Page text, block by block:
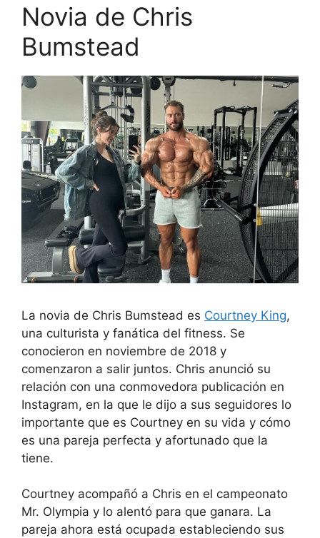
Novia de Chris
Bumstead
La novia de Chris Bumstead es Courtney King,
una culturista y fanática del fitness. Se
conocieron en noviembre de 2018 y
comenzaron a salir juntos. Chris anunció su
relación con una conmovedora publicación en
Instagram, en la que le dijo a sus seguidores lo
importante que es Courtney en su vida y cómo
es una pareja perfecta y afortunado que la
tiene.
Courtney acompañó a Chris en el campeonato
Mr. Olympia y lo alentó para que ganara. La
pareja ahora está ocupada estableciendo sus